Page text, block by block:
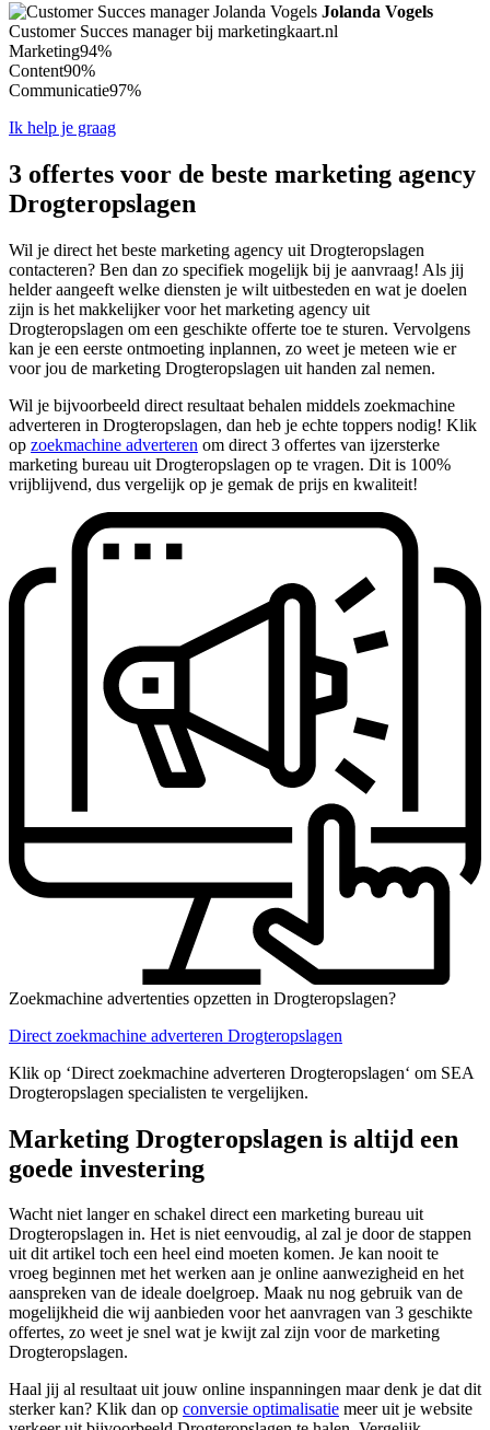
Jolanda Vogels
Customer Succes manager bij marketingkaart.nl
Marketing94%
Content90%
Communicatie97%
Ik help je graag
3 offertes voor de beste marketing agency
Drogteropslagen
Wil je direct het beste marketing agency uit Drogteropslagen
contacteren? Ben dan zo specifiek mogelijk bij je aanvraag! Als jij
helder aangeeft welke diensten je wilt uitbesteden en wat je doelen
zijn is het makkelijker voor het marketing agency uit
Drogteropslagen om een geschikte offerte toe te sturen. Vervolgens
kan je een eerste ontmoeting inplannen, zo weet je meteen wie er
voor jou de marketing Drogteropslagen uit handen zal nemen.
Wil je bijvoorbeeld direct resultaat behalen middels zoekmachine
adverteren in Drogteropslagen, dan heb je echte toppers nodig! Klik
op zoekmachine adverteren om direct 3 offertes van ijzersterke
marketing bureau uit Drogteropslagen op te vragen. Dit is 100%
vrijblijvend, dus vergelijk op je gemak de prijs en kwaliteit!
Zoekmachine advertenties opzetten in Drogteropslagen?
Direct zoekmachine adverteren Drogteropslagen
Klik op ‘Direct zoekmachine adverteren Drogteropslagen‘ om SEA
Drogteropslagen specialisten te vergelijken.
Marketing Drogteropslagen is altijd een
goede investering
Wacht niet langer en schakel direct een marketing bureau uit
Drogteropslagen in. Het is niet eenvoudig, al zal je door de stappen
uit dit artikel toch een heel eind moeten komen. Je kan nooit te
vroeg beginnen met het werken aan je online aanwezigheid en het
aanspreken van de ideale doelgroep. Maak nu nog gebruik van de
mogelijkheid die wij aanbieden voor het aanvragen van 3 geschikte
offertes, zo weet je snel wat je kwijt zal zijn voor de marketing
Drogteropslagen.
Haal jij al resultaat uit jouw online inspanningen maar denk je dat dit
sterker kan? Klik dan op conversie optimalisatie meer uit je website